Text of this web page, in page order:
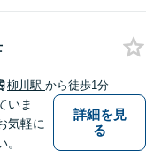
体拘
益を
談】
柳川駅 から徒歩1分
いま
気軽に
詳細を見
る